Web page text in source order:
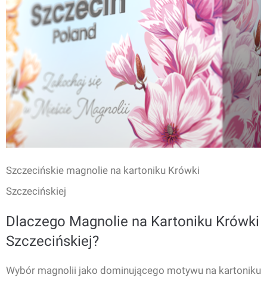
Szczecińskie magnolie na kartoniku Krówki
Szczecińskiej
Dlaczego Magnolie na Kartoniku Krówki
Szczecińskiej?
Wybór magnolii jako dominującego motywu na kartoniku